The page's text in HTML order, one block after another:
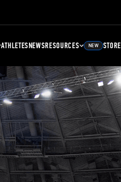
ATHLETESNEWSRESOURCES NEW STORE